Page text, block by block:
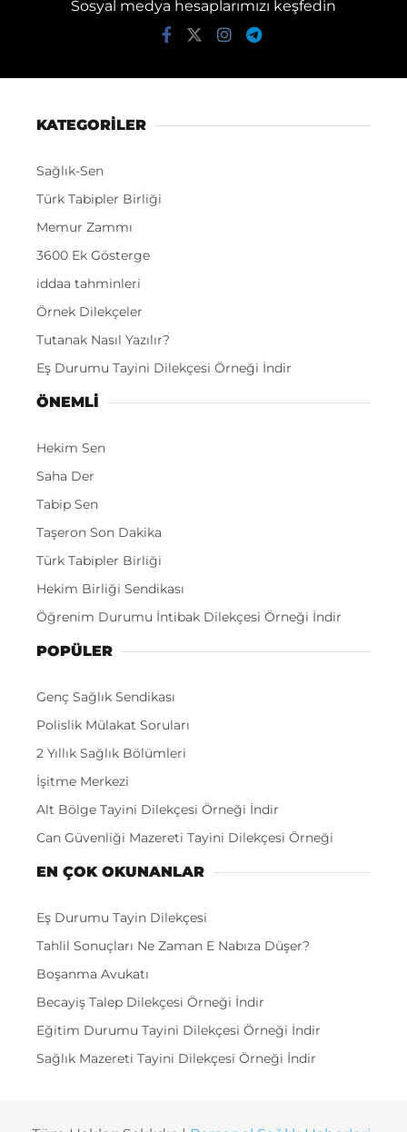
Sosyal medya hesaplarımızı keşfedin
KATEGORİLER
Sağlık-Sen
Türk Tabipler Birliği
Memur Zammı
3600 Ek Gösterge
iddaa tahminleri
Örnek Dilekçeler
Tutanak Nasıl Yazılır?
Eş Durumu Tayini Dilekçesi Örneği İndir
ÖNEMLI
Hekim Sen
Saha Der
Tabip Sen
Taşeron Son Dakika
Türk Tabipler Birliği
Hekim Birliği Sendikası
Öğrenim Durumu İntibak Dilekçesi Örneği İndir
POPÜLER
Genç Sağlık Sendikası
Polislik Mülakat Soruları
2 Yıllık Sağlık Bölümleri
İşitme Merkezi
Alt Bölge Tayini Dilekçesi Örneği İndir
Can Güvenliği Mazereti Tayini Dilekçesi Örneği
EN ÇOK OKUNANLAR
Eş Durumu Tayin Dilekçesi
Tahlil Sonuçları Ne Zaman E Nabıza Düşer?
Boşanma Avukatı
Becayiş Talep Dilekçesi Örneği İndir
Eğitim Durumu Tayini Dilekçesi Örneği İndir
Sağlık Mazereti Tayini Dilekçesi Örneği İndir